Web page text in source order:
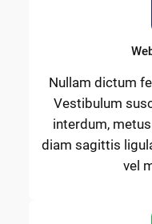
Nullam dictum
Vestibulum
interdum,
diam sagittis
vel